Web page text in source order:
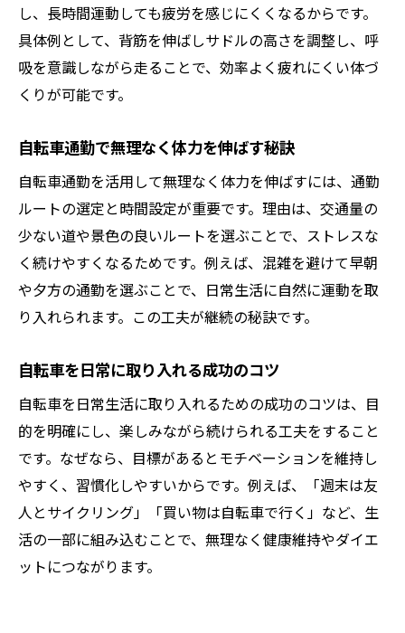
し、長時間運動しても疲労を感じにくくなるからです。
具体例として、背筋を伸ばしサドルの高さを調整し、呼
吸を意識しながら走ることで、効率よく疲れにくい体づ
くりが可能です。
自転車通勤で無理なく体力を伸ばす秘訣
自転車通勤を活用して無理なく体力を伸ばすには、通勤
ルートの選定と時間設定が重要です。理由は、交通量の
少ない道や景色の良いルートを選ぶことで、ストレスな
く続けやすくなるためです。例えば、混雑を避けて早朝
や夕方の通勤を選ぶことで、日常生活に自然に運動を取
り入れられます。この工夫が継続の秘訣です。
自転車を日常に取り入れる成功のコツ
自転車を日常生活に取り入れるための成功のコツは、目
的を明確にし、楽しみながら続けられる工夫をすること
です。なぜなら、目標があるとモチベーションを維持し
やすく、習慣化しやすいからです。例えば、「週末は友
人とサイクリング」「買い物は自転車で行く」など、生
活の一部に組み込むことで、無理なく健康維持やダイエ
ットにつながります。